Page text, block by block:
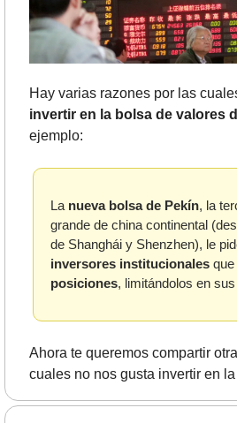
Hay varias razones por las
invertir en la bolsa de valores
ejemplo:
La nueva bolsa de Pekín, la
grande de china continental
de Shanghái y Shenzhen), le
inversores institucionales que
posiciones, limitándolos en
Ahora te queremos compartir
cuales no nos gusta invertir en